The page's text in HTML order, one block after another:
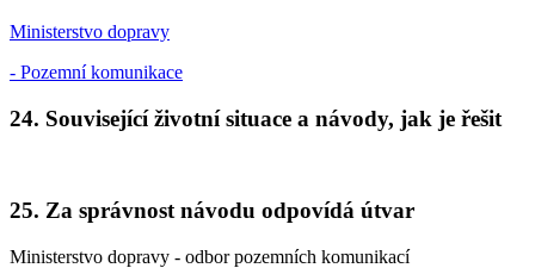
Ministerstvo dopravy
- Pozemní komunikace
24. Související životní situace a návody, jak je řešit
25. Za správnost návodu odpovídá útvar
Ministerstvo dopravy - odbor pozemních komunikací